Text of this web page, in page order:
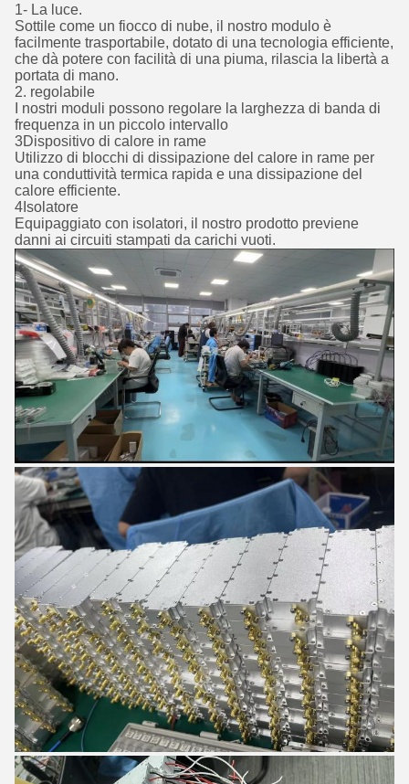
1- La luce.
Sottile come un fiocco di nube, il nostro modulo è
facilmente trasportabile, dotato di una tecnologia efficiente,
che dà potere con facilità di una piuma, rilascia la libertà a
portata di mano.
2. regolabile
I nostri moduli possono regolare la larghezza di banda di
frequenza in un piccolo intervallo
3Dispositivo di calore in rame
Utilizzo di blocchi di dissipazione del calore in rame per
una conduttività termica rapida e una dissipazione del
calore efficiente.
4Isolatore
Equipaggiato con isolatori, il nostro prodotto previene
danni ai circuiti stampati da carichi vuoti.